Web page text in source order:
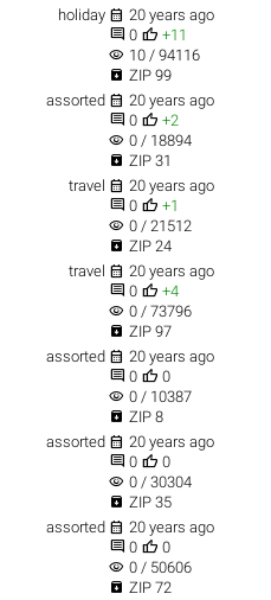
holiday  20 years ago
 0  +11
visibility 10 / 94116
 ZIP 99
assorted  20 years ago
 0  +2
visibility 0 / 18894
 ZIP 31
travel  20 years ago
 0  +1
visibility 0 / 21512
 ZIP 24
travel  20 years ago
 0  +4
visibility 0 / 73796
 ZIP 97
assorted  20 years ago
 0  0
visibility 0 / 10387
 ZIP 8
assorted  20 years ago
 0  0
visibility 0 / 30304
 ZIP 35
assorted  20 years ago
 0  0
visibility 0 / 50606
 ZIP 72